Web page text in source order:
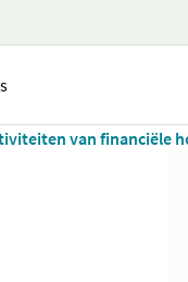
van financiële